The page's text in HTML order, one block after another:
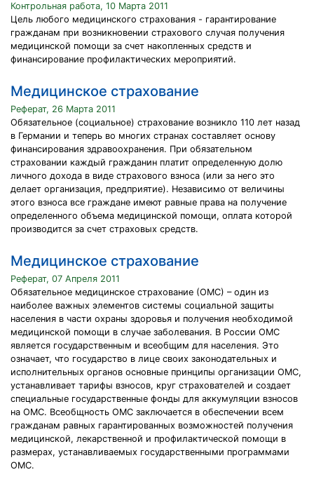
Контрольная работа, 10 Марта 2011
Цель любого медицинского страхования - гарантирование
гражданам при возникновении страхового случая получения
медицинской помощи за счет накопленных средств и
финансирование профилактических мероприятий.
Медицинское страхование
Реферат, 26 Марта 2011
Обязательное (социальное) страхование возникло 110 лет назад
в Германии и теперь во многих странах составляет основу
финансирования здравоохранения. При обязательном
страховании каждый гражданин платит определенную долю
личного дохода в виде страхового взноса (или за него это
делает организация, предприятие). Независимо от величины
этого взноса все граждане имеют равные права на получение
определенного объема медицинской помощи, оплата которой
производится за счет страховых средств.
Медицинское страхование
Реферат, 07 Апреля 2011
Обязательное медицинское страхование (ОМС) – один из
наиболее важных элементов системы социальной защиты
населения в части охраны здоровья и получения необходимой
медицинской помощи в случае заболевания. В России ОМС
является государственным и всеобщим для населения. Это
означает, что государство в лице своих законодательных и
исполнительных органов основные принципы организации ОМС,
устанавливает тарифы взносов, круг страхователей и создает
специальные государственные фонды для аккумуляции взносов
на ОМС. Всеобщность ОМС заключается в обеспечении всем
гражданам равных гарантированных возможностей получения
медицинской, лекарственной и профилактической помощи в
размерах, устанавливаемых государственными программами
ОМС.